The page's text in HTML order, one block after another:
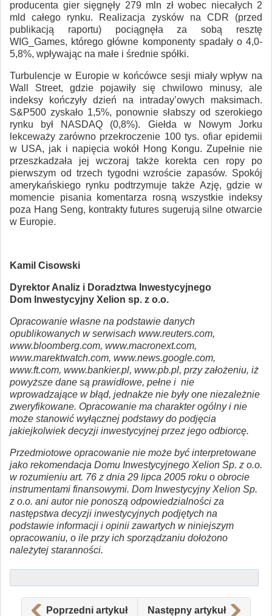
producenta gier sięgnęły 279 mln zł wobec niecałych 2
mld całego rynku. Realizacja zysków na CDR (przed
publikacją raportu) pociągnęła za sobą resztę
WIG_Games, którego główne komponenty spadały o 4,0-
5,8%, wpływając na małe i średnie spółki.
Turbulencje w Europie w końcówce sesji miały wpływ na
Wall Street, gdzie pojawiły się chwilowo minusy, ale
indeksy kończyły dzień na intraday’owych maksimach.
S&P500 zyskało 1,5%, ponownie słabszy od szerokiego
rynku był NASDAQ (0,8%). Giełda w Nowym Jorku
lekceważy zarówno przekroczenie 100 tys. ofiar epidemii
w USA, jak i napięcia wokół Hong Kongu. Zupełnie nie
przeszkadzała jej wczoraj także korekta cen ropy po
pierwszym od trzech tygodni wzroście zapasów. Spokój
amerykańskiego rynku podtrzymuje także Azję, gdzie w
momencie pisania komentarza rosną wszystkie indeksy
poza Hang Seng, kontrakty futures sugerują silne otwarcie
w Europie.
Kamil Cisowski
Dyrektor Analiz i Doradztwa Inwestycyjnego
Dom Inwestycyjny Xelion sp. z o.o.
Opracowanie własne na podstawie danych
opublikowanych w serwisach www.reuters.com,
www.bloomberg.com, www.macronext.com,
www.marektwatch.com, www.news.google.com,
www.ft.com, www.bankier.pl, www.pb.pl, przy założeniu, iż
powyższe dane są prawidłowe, pełne i nie
wprowadzające w błąd, jednakże nie były one niezależnie
zweryfikowane. Opracowanie ma charakter ogólny i nie
może stanowić wyłącznej podstawy do podjęcia
jakiejkolwiek decyzji inwestycyjnej przez jego odbiorcę.
Przedmiotowe opracowanie nie może być interpretowane
jako rekomendacja Domu Inwestycyjnego Xelion Sp. z o.o.
w rozumieniu art. 76 z dnia 29 lipca 2005 roku o obrocie
instrumentami finansowymi. Dom Inwestycyjny Xelion Sp.
z o.o. ani autor nie ponoszą odpowiedzialności za
następstwa decyzji inwestycyjnych podjętych na
podstawie informacji i opinii zawartych w niniejszym
opracowaniu, o ile przy ich sporządzaniu dołożono
należytej staranności.
Poprzedni artykuł Następny artykuł